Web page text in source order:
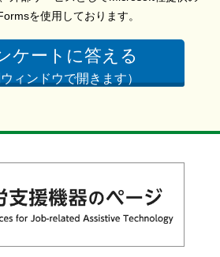
を使用しております。
ケートに答える
ウィンドウで開きます）